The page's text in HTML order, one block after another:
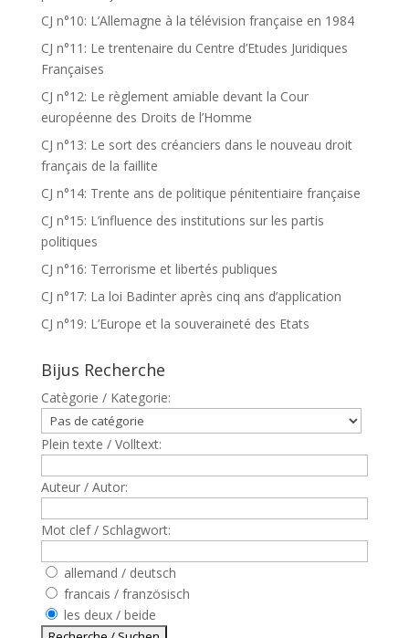
CJ n°10: L’Allemagne à la télévision française en 1984
CJ n°11: Le trentenaire du Centre d’Etudes Juridiques
Françaises
CJ n°12: Le règlement amiable devant la Cour
européenne des Droits de l’Homme
CJ n°13: Le sort des créanciers dans le nouveau droit
français de la faillite
CJ n°14: Trente ans de politique pénitentiaire française
CJ n°15: L’influence des institutions sur les partis
politiques
CJ n°16: Terrorisme et libertés publiques
CJ n°17: La loi Badinter après cinq ans d’application
CJ n°19: L’Europe et la souveraineté des Etats
Bijus Recherche
Catègorie / Kategorie:
Plein texte / Volltext:
Auteur / Autor:
Mot clef / Schlagwort:
allemand / deutsch
francais / französisch
les deux / beide